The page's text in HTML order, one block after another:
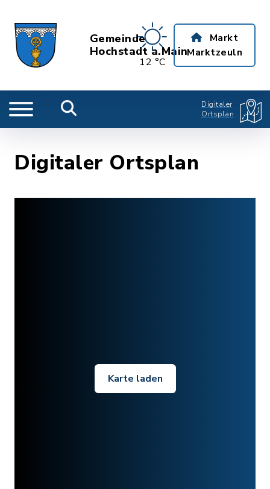
Gemeinde
Hochstadt a.Main
12 °C
Markt
Marktzeuln
Digitaler
Ortsplan
Digitaler Ortsplan
Karte laden